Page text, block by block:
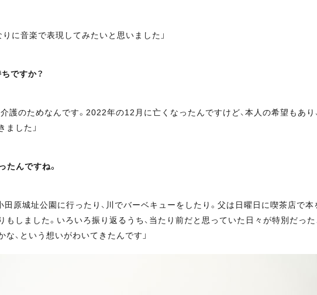
に音楽で表現してみたいと思いました」
ですか？
護のためなんです。2022年の12月に亡くなったんですけど、本人の希望もあ
した」
んですね。
原城址公園に行ったり、川でバーベキューをしたり。父は日曜日に喫茶店で
しました。いろいろ振り返るうち、当たり前だと思っていた日々が特別だっ
、という想いがわいてきたんです」